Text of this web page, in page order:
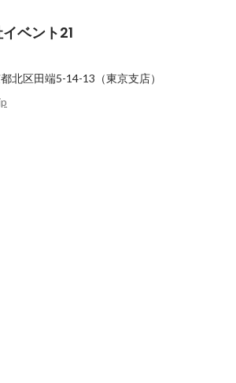
っと働きがいを感
しました！
最新順で表示
ベント21
北区田端5-14-13（東京支店）